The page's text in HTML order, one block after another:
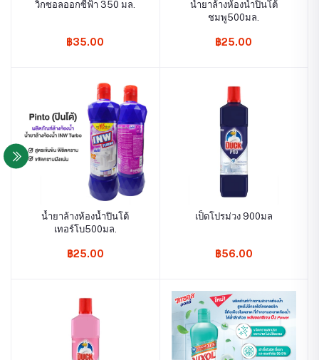
วิกซอลออกซี่ฟ้า 350 มล.
฿35.00
น้ำยาล้างห้องน้ำปินโต้
ชมพู500มล.
฿25.00
น้ำยาล้างห้องน้ำปินโต้
เทอร์โบ500มล.
฿25.00
เป็ดโปรม่วง 900มล
฿56.00